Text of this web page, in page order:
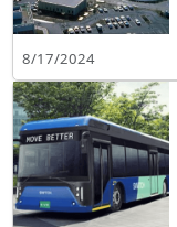
8/17/2024